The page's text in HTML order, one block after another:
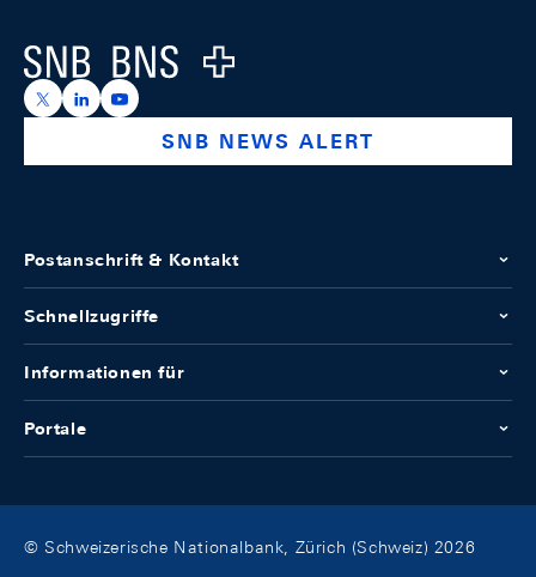
Logo
https://x.com/snb_bns
https://ch.linkedin.com/company/swiss-national-
https://www.youtube.com/@swissnationalbank
SNB NEWS ALERT
Postanschrift & Kontakt
Schnellzugriffe
Informationen für
Portale
© Schweizerische Nationalbank, Zürich (Schweiz) 2026